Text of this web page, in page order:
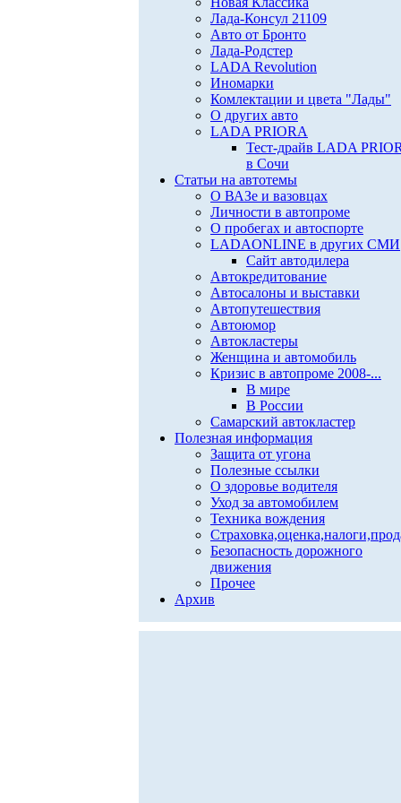
Лада-Консул 21109
Авто от Бронто
Лада-Родстер
LADA Revolution
Иномарки
Комлектации и цвета "Лады"
О других авто
LADA PRIORA
Тест-драйв LADA
в Сочи
Статьи на автотемы
О ВАЗе и вазовцах
Личности в автопроме
О пробегах и автоспорте
LADAONLINE в других СМИ
Сайт автодилера
Автокредитование
Автосалоны и выставки
Автопутешествия
Автоюмор
Автокластеры
Женщина и автомобиль
Кризис в автопроме 2008-...
В мире
В России
Самарский автокластер
Полезная информация
Защита от угона
Полезные ссылки
О здоровье водителя
Уход за автомобилем
Техника вождения
Безопасность дорожного
движения
Прочее
Архив